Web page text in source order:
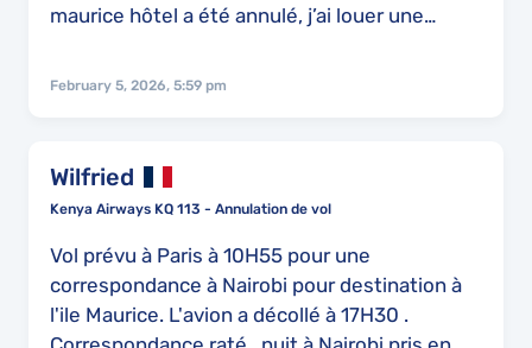
maurice hôtel a été annulé, j’ai louer une
une journée
February 5, 2026, 5:59 pm
Wilfried
Kenya Airways KQ 113 - Annulation de vol
Vol prévu à Paris à 10H55 pour une
correspondance à Nairobi pour destination à
l'ile Maurice. L'avion a décollé à 17H30 .